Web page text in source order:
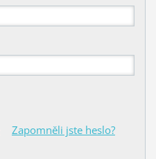
Zapomněli jste heslo?